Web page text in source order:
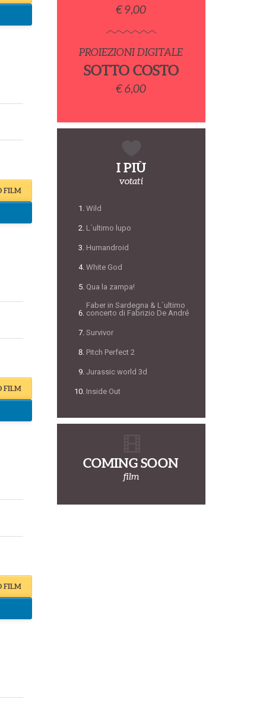
FILM
FILM
FILM
€ 9,00
PROIEZIONI DIGITALE
SOTTO COSTO
€ 6,00
I PIÙ
votati
Wild
L´ultimo lupo
Humandroid
White God
Qua la zampa!
Faber in Sardegna & L´ultimo
concerto di Fabrizio De André
Survivor
Pitch Perfect 2
Jurassic world 3d
Inside Out
COMING SOON
film